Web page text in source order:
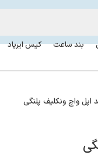
بند ساعت کیس ایرپاد
اپل واچ ونکلیف پلنگی